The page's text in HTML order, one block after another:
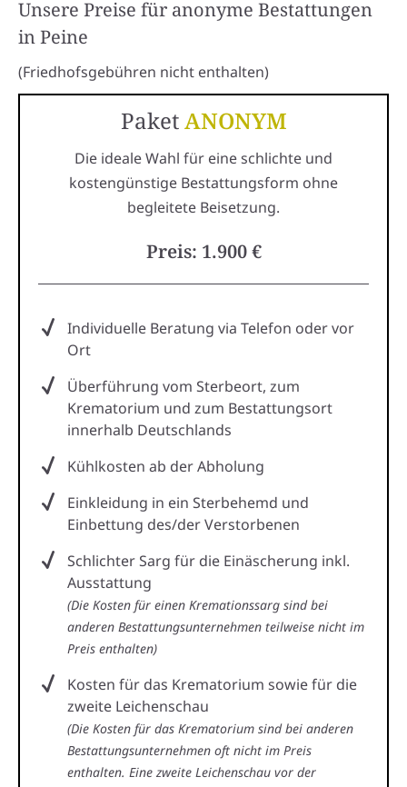
Unsere Preise für anonyme Bestattungen
in Peine
(Friedhofsgebühren nicht enthalten)
PaketANONYM
Die ideale Wahl für eine schlichte und
kostengünstige Bestattungsform ohne
begleitete Beisetzung.
Preis: 1.900 €
Individuelle Beratung via Telefon oder vor
Ort
Überführung vom Sterbeort, zum
Krematorium und zum Bestattungsort
innerhalb Deutschlands
Kühlkosten ab der Abholung
Einkleidung in ein Sterbehemd und
Einbettung des/der Verstorbenen
Schlichter Sarg für die Einäscherung inkl.
Ausstattung
(Die Kosten für einen Kremationssarg sind bei
anderen Bestattungsunternehmen teilweise nicht im
Preis enthalten)
Kosten für das Krematorium sowie für die
zweite Leichenschau
(Die Kosten für das Krematorium sind bei anderen
Bestattungsunternehmen oft nicht im Preis
enthalten. Eine zweite Leichenschau vor der